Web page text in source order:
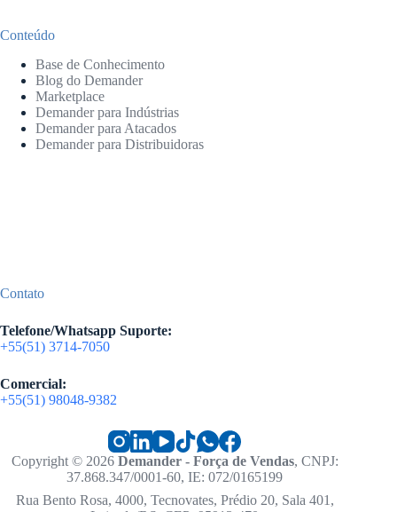
Conteúdo
Base de Conhecimento
Blog do Demander
Marketplace
Demander para Indústrias
Demander para Atacados
Demander para Distribuidoras
Contato
Telefone/Whatsapp Suporte:
+55(51) 3714-7050
Comercial:
+55(51) 98048-9382
Copyright © 2026 Demander - Força de Vendas, CNPJ:
37.868.347/0001-60, IE: 072/0165199
Rua Bento Rosa, 4000, Tecnovates, Prédio 20, Sala 401,